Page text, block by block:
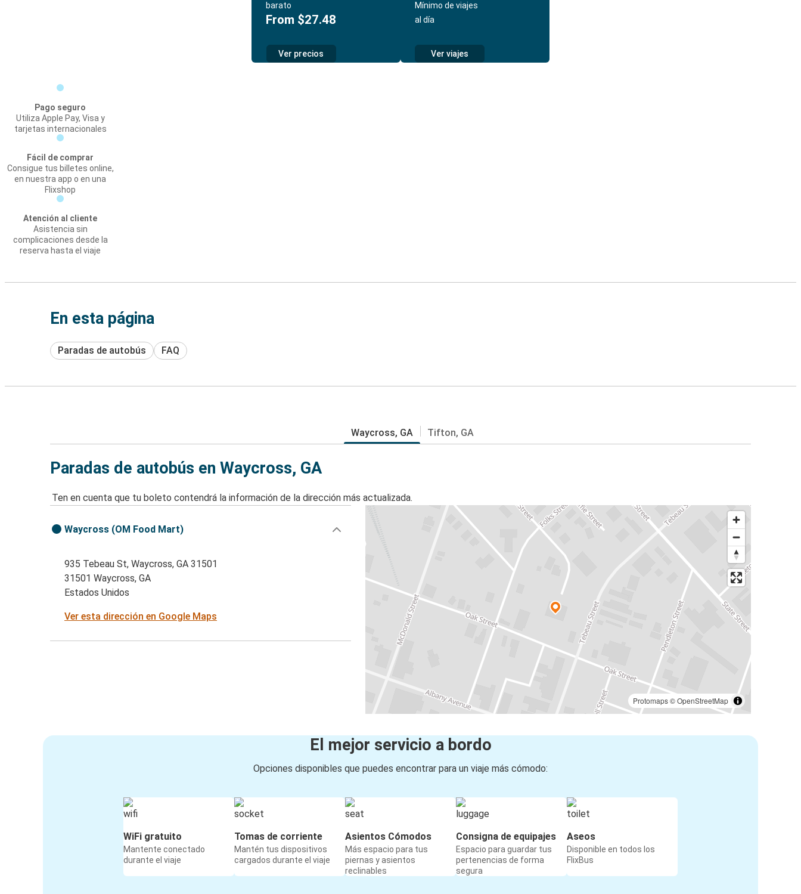
barato
From $27.48
Ver precios
Mínimo de viajes
al día
Ver viajes
Pago seguro
Utiliza Apple Pay, Visa y
tarjetas internacionales
Fácil de comprar
Consigue tus billetes online,
en nuestra app o en una
Flixshop
Atención al cliente
Asistencia sin
complicaciones desde la
reserva hasta el viaje
En esta página
Paradas de autobús FAQ
Waycross, GA Tifton, GA
Paradas de autobús en Waycross, GA
Ten en cuenta que tu boleto contendrá la información de la dirección más actualizada.
Protomaps©OpenStreetMap
Waycross (OM Food Mart)
935 Tebeau St, Waycross, GA 31501
31501 Waycross, GA
Estados Unidos
Ver esta dirección en Google Maps
El mejor servicio a bordo
Opciones disponibles que puedes encontrar para un viaje más cómodo:
WiFi gratuito
Mantente conectado
durante el viaje
Tomas de corriente
Mantén tus dispositivos
cargados durante el viaje
Asientos Cómodos
Más espacio para tus
piernas y asientos
reclinables
Consigna de equipajes
Espacio para guardar tus
pertenencias de forma
segura
Aseos
Disponible en todos los
FlixBus